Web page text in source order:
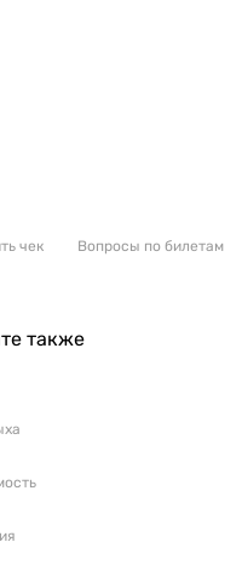
чек Вопросы по билетам
также